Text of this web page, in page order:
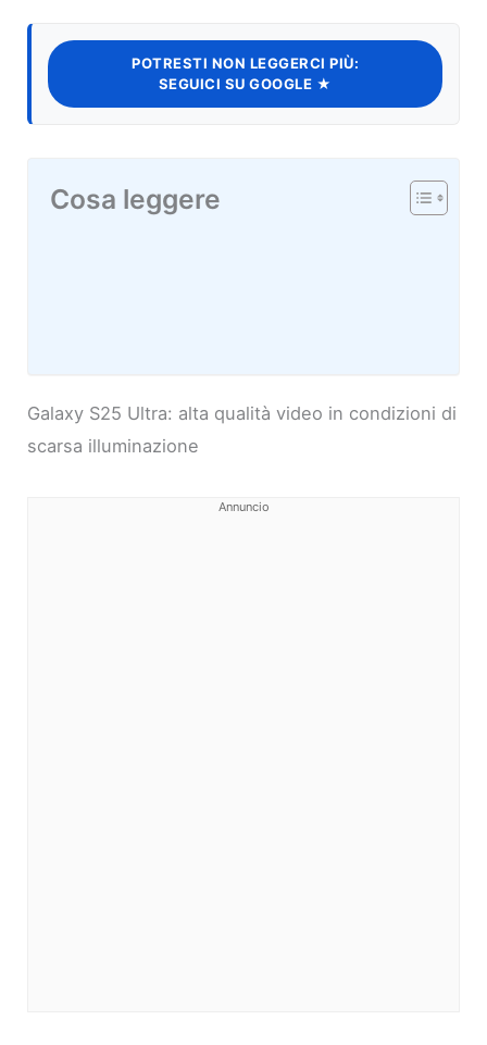
POTRESTI NON LEGGERCI PIÙ:
SEGUICI SU GOOGLE ★
Cosa leggere
Galaxy S25 Ultra: alta qualità video in condizioni di
scarsa illuminazione
Annuncio